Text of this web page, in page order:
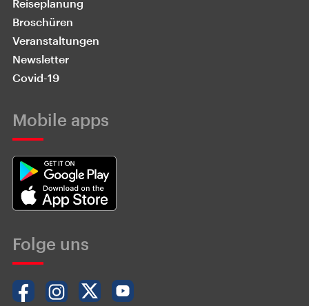
Reiseplanung
Broschüren
Veranstaltungen
Newsletter
Covid-19
Mobile apps
Folge uns